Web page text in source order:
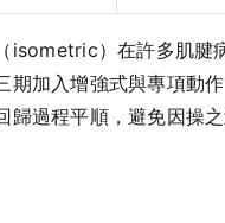
）在許多肌腱
加入增強式與專項動
過程平順，避免因操